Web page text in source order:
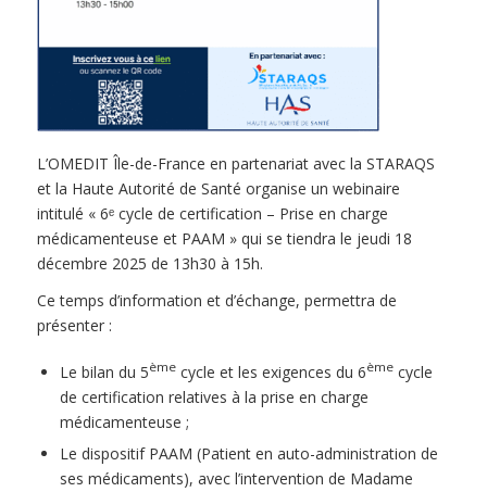
L’OMEDIT Île-de-France en partenariat avec la STARAQS
et la Haute Autorité de Santé organise un webinaire
intitulé « 6ᵉ cycle de certification – Prise en charge
médicamenteuse et PAAM » qui se tiendra le jeudi 18
décembre 2025 de 13h30 à 15h.
Ce temps d’information et d’échange, permettra de
présenter :
Le bilan du 5èmecycle et les exigences du 6èmecycle
de certification relatives à la prise en charge
médicamenteuse ;
Le dispositif PAAM (Patient en auto-administration de
ses médicaments), avec l’intervention de Madame